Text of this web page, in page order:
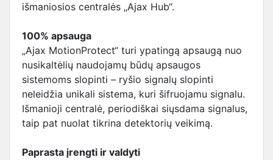
išmaniosios centralės „Ajax Hub“.
100% apsauga
„Ajax MotionProtect“ turi ypatingą apsaugą nuo
nusikaltėlių naudojamų būdų apsaugos
sistemoms slopinti – ryšio signalų slopinti
neleidžia unikali sistema, kuri šifruojamu signalu.
Išmanioji centralė, periodiškai siųsdama signalus,
taip pat nuolat tikrina detektorių veikimą.
Paprasta įrengti ir valdyti